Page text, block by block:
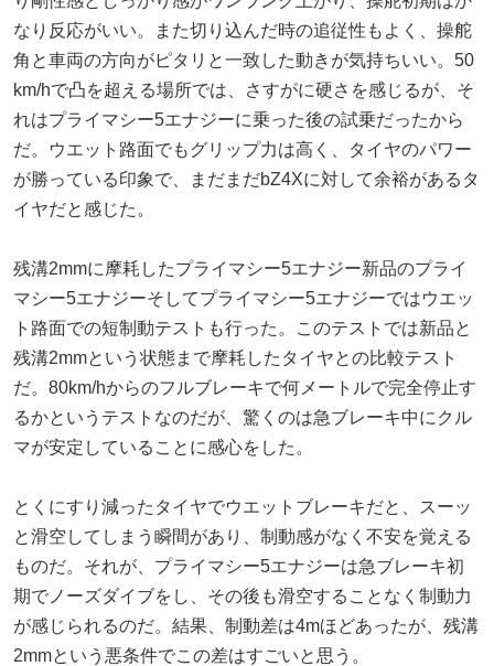
なり反応がいい。また切り込んだ時の追従性もよく、操舵
角と車両の方向がピタリと一致した動きが気持ちいい。50
km/hで凸を超える場所では、さすがに硬さを感じるが、そ
れはプライマシー5エナジーに乗った後の試乗だったから
だ。ウエット路面でもグリップ力は高く、タイヤのパワー
が勝っている印象で、まだまだbZ4Xに対して余裕があるタ
イヤだと感じた。
残溝2mmに摩耗したプライマシー5エナジー新品のプライ
マシー5エナジーそしてプライマシー5エナジーではウエッ
ト路面での短制動テストも行った。このテストでは新品と
残溝2mmという状態まで摩耗したタイヤとの比較テスト
だ。80km/hからのフルブレーキで何メートルで完全停止す
るかというテストなのだが、驚くのは急ブレーキ中にクル
マが安定していることに感心をした。
とくにすり減ったタイヤでウエットブレーキだと、スーッ
と滑空してしまう瞬間があり、制動感がなく不安を覚える
ものだ。それが、プライマシー5エナジーは急ブレーキ初
期でノーズダイブをし、その後も滑空することなく制動力
が感じられるのだ。結果、制動差は4mほどあったが、残溝
2mmという悪条件でこの差はすごいと思う。